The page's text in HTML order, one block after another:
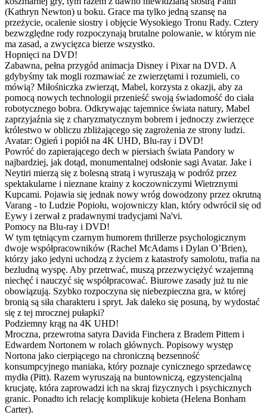
(Kathryn Newton) u boku. Grace ma tylko jedną szansę na
przeżycie, ocalenie siostry i objęcie Wysokiego Tronu Rady. Cztery
bezwzględne rody rozpoczynają brutalne polowanie, w którym nie
ma zasad, a zwycięzca bierze wszystko.
Hopnięci na DVD!
Zabawna, pełna przygód animacja Disney i Pixar na DVD. A
gdybyśmy tak mogli rozmawiać ze zwierzętami i rozumieli, co
mówią? Miłośniczka zwierząt, Mabel, korzysta z okazji, aby za
pomocą nowych technologii przenieść swoją świadomość do ciała
robotycznego bobra. Odkrywając tajemnice świata natury, Mabel
zaprzyjaźnia się z charyzmatycznym bobrem i jednoczy zwierzęce
królestwo w obliczu zbliżającego się zagrożenia ze strony ludzi.
Avatar: Ogień i popiół na 4K UHD, Blu-ray i DVD!
Powróć do zapierającego dech w piersiach świata Pandory w
najbardziej, jak dotąd, monumentalnej odsłonie sagi Avatar. Jake i
Neytiri mierzą się z bolesną stratą i wyruszają w podróż przez
spektakularne i nieznane krainy z koczowniczymi Wietrznymi
Kupcami. Pojawia się jednak nowy wróg dowodzony przez okrutną
Varang - to Ludzie Popiołu, wojowniczy klan, który odwrócił się od
Eywy i zerwał z pradawnymi tradycjami Na'vi.
Pomocy na Blu-ray i DVD!
W tym tętniącym czarnym humorem thrillerze psychologicznym
dwoje współpracowników (Rachel McAdams i Dylan O’Brien),
którzy jako jedyni uchodzą z życiem z katastrofy samolotu, trafia na
bezludną wyspę. Aby przetrwać, muszą przezwyciężyć wzajemną
niechęć i nauczyć się współpracować. Biurowe zasady już tu nie
obowiązują. Szybko rozpoczyna się niebezpieczna gra, w której
bronią są siła charakteru i spryt. Jak daleko się posuną, by wydostać
się z tej mrocznej pułapki?
Podziemny krąg na 4K UHD!
Mroczna, przewrotna satyra Davida Finchera z Bradem Pittem i
Edwardem Nortonem w rolach głównych. Popisowy występ
Nortona jako cierpiącego na chroniczną bezsenność
konsumpcyjnego maniaka, który poznaje cynicznego sprzedawcę
mydła (Pitt). Razem wyruszają na buntowniczą, egzystencjalną
krucjatę, która zaprowadzi ich na skraj fizycznych i psychicznych
granic. Ponadto ich relację komplikuje kobieta (Helena Bonham
Carter).